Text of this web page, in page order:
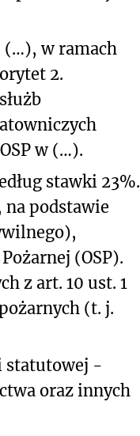
w ramach
2.
w (…).
stawki 23%.
na podstawie
(OSP).
z art. 10 ust. 1
(t. j.
statutowej -
oraz innych